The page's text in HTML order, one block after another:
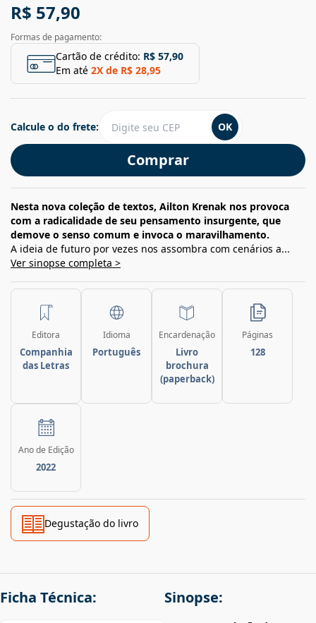
R$ 57,90
Formas de pagamento:
Cartão de crédito: R$ 57,90
Em até 2X de R$ 28,95
Comprar
Calcule o do frete: OK
Nesta nova coleção de textos, Ailton Krenak nos provoca
com a radicalidade de seu pensamento insurgente, que
demove o senso comum e invoca o maravilhamento.
A ideia de futuro por vezes nos assombra com cenários a...
Ver sinopse completa >
Editora
Companhia
das Letras
Idioma
Português
Encardenação
Livro
brochura
(paperback)
Páginas
128
Ano de Edição
2022
Degustação do livro
Ficha Técnica: Sinopse: